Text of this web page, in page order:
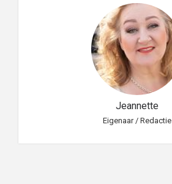
Jeannette
Eigenaar / Redactie